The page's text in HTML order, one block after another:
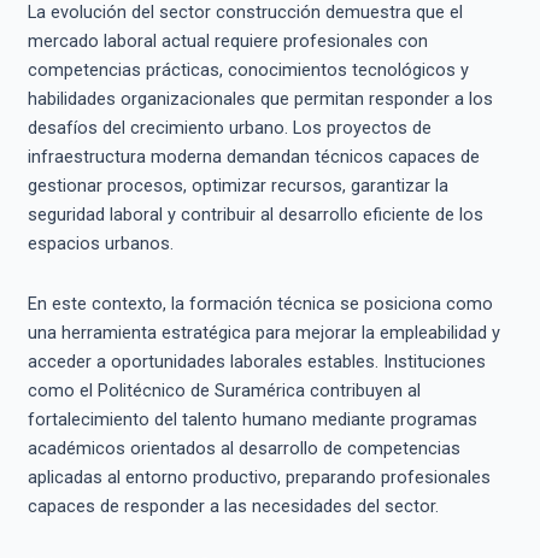
La evolución del sector construcción demuestra que el
mercado laboral actual requiere profesionales con
competencias prácticas, conocimientos tecnológicos y
habilidades organizacionales que permitan responder a los
desafíos del crecimiento urbano. Los proyectos de
infraestructura moderna demandan técnicos capaces de
gestionar procesos, optimizar recursos, garantizar la
seguridad laboral y contribuir al desarrollo eficiente de los
espacios urbanos.
En este contexto, la formación técnica se posiciona como
una herramienta estratégica para mejorar la empleabilidad y
acceder a oportunidades laborales estables. Instituciones
como el Politécnico de Suramérica contribuyen al
fortalecimiento del talento humano mediante programas
académicos orientados al desarrollo de competencias
aplicadas al entorno productivo, preparando profesionales
capaces de responder a las necesidades del sector.